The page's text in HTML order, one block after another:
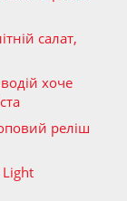
салат,
хоче
реліш